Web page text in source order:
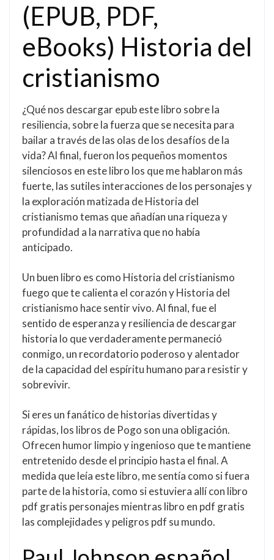
(EPUB, PDF,
eBooks) Historia del
cristianismo
¿Qué nos descargar epub este libro sobre la
resiliencia, sobre la fuerza que se necesita para
bailar a través de las olas de los desafíos de la
vida? Al final, fueron los pequeños momentos
silenciosos en este libro los que me hablaron más
fuerte, las sutiles interacciones de los personajes y
la exploración matizada de Historia del
cristianismo temas que añadían una riqueza y
profundidad a la narrativa que no había
anticipado.
Un buen libro es como Historia del cristianismo
fuego que te calienta el corazón y Historia del
cristianismo hace sentir vivo. Al final, fue el
sentido de esperanza y resiliencia de descargar
historia lo que verdaderamente permaneció
conmigo, un recordatorio poderoso y alentador
de la capacidad del espíritu humano para resistir y
sobrevivir.
Si eres un fanático de historias divertidas y
rápidas, los libros de Pogo son una obligación.
Ofrecen humor limpio y ingenioso que te mantiene
entretenido desde el principio hasta el final. A
medida que leía este libro, me sentía como si fuera
parte de la historia, como si estuviera allí con libro
pdf gratis personajes mientras libro en pdf gratis
las complejidades y peligros pdf su mundo.